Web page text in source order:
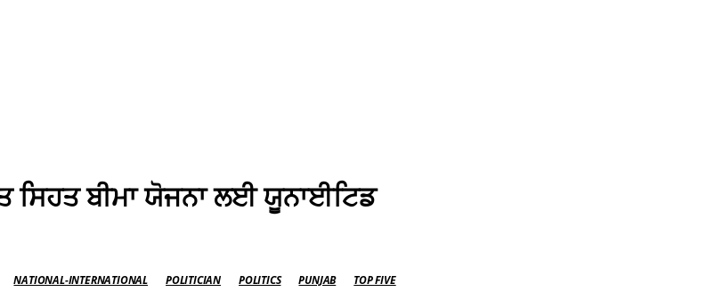
ਸਿਹਤ ਬੀਮਾ ਯੋਜਨਾ ਲਈ ਯੂਨਾਈਟਿਡ
NATIONAL-INTERNATIONAL POLITICIAN POLITICS PUNJAB TOP FIVE